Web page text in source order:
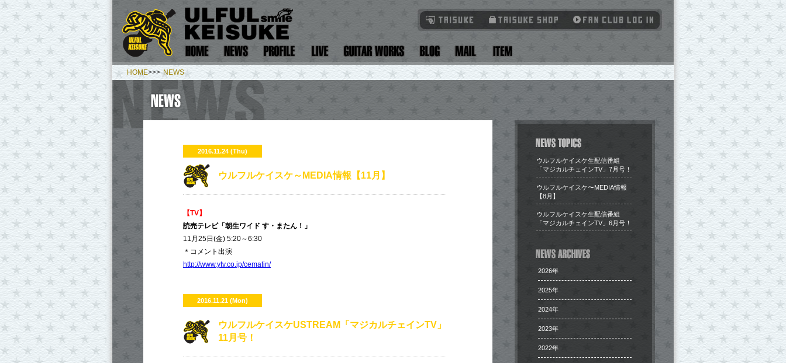
HOME>>> NEWS
2016.11.24 (Thu)
ウルフルケイスケ～MEDIA情報【11月】
【TV】
読売テレビ「朝生ワイド す・またん！」
11月25日(金) 5:20～6:30
＊コメント出演
http://www.ytv.co.jp/cematin/
2016.11.21 (Mon)
ウルフルケイスケUSTREAM「マジカルチェインTV」
11月号！
ウルフルケイスケ生配信番組
「マジカルチェインTV」7月号！
​ウルフルケイスケ〜MEDIA情報
【8月】
ウルフルケイスケ生配信番組
「マジカルチェインTV」6月号！
2026年
2025年
2024年
2023年
2022年